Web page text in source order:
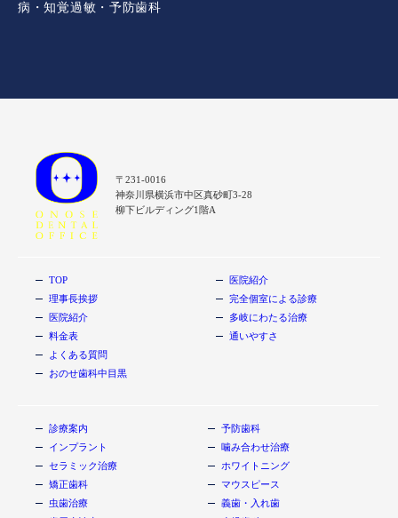
病・知覚過敏・予防歯科
〒231-0016
神奈川県横浜市中区真砂町3-28
柳下ビルディング1階A
TOP
理事長挨拶
医院紹介
料金表
よくある質問
おのせ歯科中目黒
医院紹介
完全個室による診療
多岐にわたる治療
通いやすさ
診療案内
インプラント
セラミック治療
矯正歯科
虫歯治療
予防歯科
噛み合わせ治療
ホワイトニング
マウスピース
義歯・入れ歯